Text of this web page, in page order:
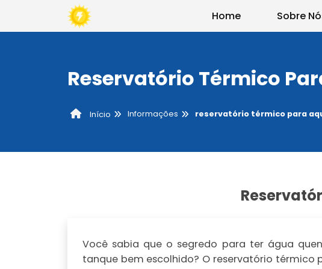
Home Sobre
Reservatório Térmico
Início Informações reservatório térmico para
Você sabia que o segredo para ter água
tanque bem escolhido? O reservatório